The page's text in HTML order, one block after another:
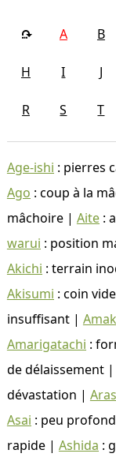
A B
H I J
R S T
Age-ishi : pierres
Ago : coup à la
mâchoire | Aite:
warui : position
Akichi : terrain
Akisumi : coin
insuffisant |
Amarigatachi :
de délaissement |
dévastation |
Asai : peu
rapide | Ashida :